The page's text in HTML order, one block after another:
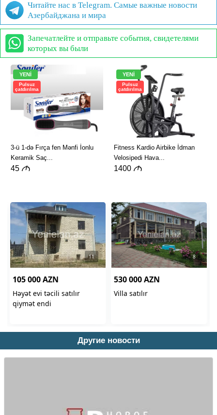
Читайте нас в Telegram. Самые важные новости
Азербайджана и мира
Запечатлейте и отправьте события, свидетелями
которых вы были
Другие новости